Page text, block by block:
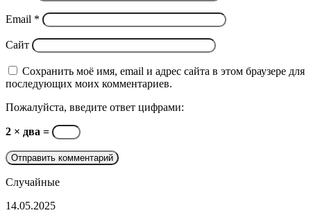
Email *
Сайт
Сохранить моё имя, email и адрес сайта в этом браузере для
последующих моих комментариев.
Пожалуйста, введите ответ цифрами:
2 × два =
Случайные
Alcatel
14.05.2025